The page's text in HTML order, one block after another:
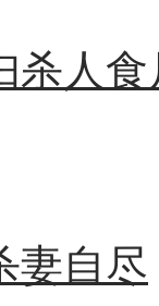
杀人食
妻自尽